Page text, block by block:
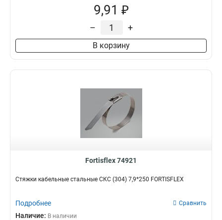
9,91 ₽
– +
В корзину
Fortisflex 74921
Стяжки кабельные стальные СКС (304) 7,9*250 FORTISFLEX
Подробнее Сравнить
Наличие: В наличии